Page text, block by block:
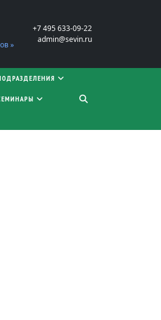
»
+7 495 633-09-22
admin@sevin.ru